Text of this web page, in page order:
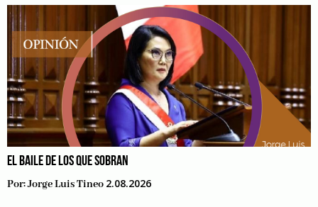
EL BAILE DE LOS QUE SOBRAN
Por:Jorge Luis Tineo 2.08.2026